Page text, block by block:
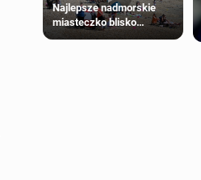
Najlepsze nadmorskie
miasteczko blisko